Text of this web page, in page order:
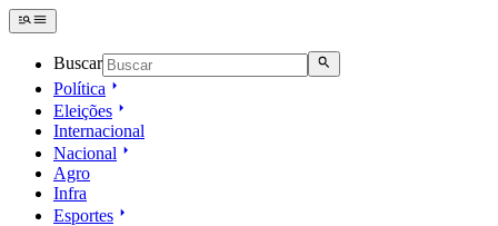
Buscar
Política
Eleições
Internacional
Nacional
Agro
Infra
Esportes